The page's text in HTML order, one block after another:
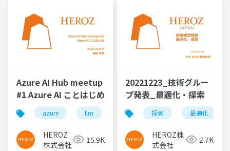
Azure AI Hub meetup
#1 Azure AI ことはじめ
azure llm
HEROZ
株式会社
15.9K
20221223_技術グルー
プ発表_最適化・探索
探索 最適化
HEROZ株
式会社
2.7K